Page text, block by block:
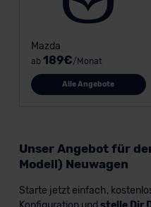
Mazda
ab 189€/Monat
Alle Angebote
Unser Angebot für
Modell) Neuwagen
Starte jetzt einfach,